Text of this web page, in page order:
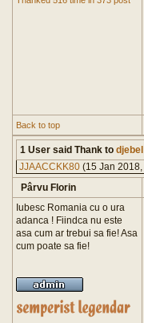
Back to top
1 User said Thank to djebel
JJAACCKK80 (15 Jan
Pârvu Florin
Iubesc Romania cu o ura
adanca ! Fiindca nu este
asa cum ar trebui sa fie! Asa
cum poate sa fie!